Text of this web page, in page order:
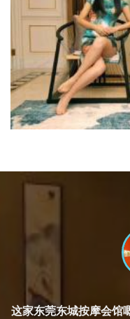
这家东莞东城按摩会馆